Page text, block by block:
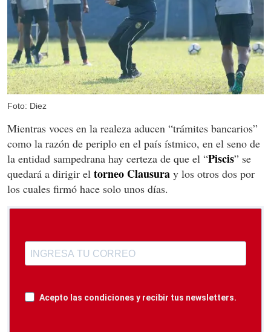
Foto: Diez
Mientras voces en la realeza aducen “trámites bancarios”
como la razón de periplo en el país ístmico, en el seno de
la entidad sampedrana hay certeza de que el “Piscis” se
quedará a dirigir el torneo Clausura y los otros dos por
los cuales firmó hace solo unos días.
Acepto las condiciones y recibir tus newsletters.